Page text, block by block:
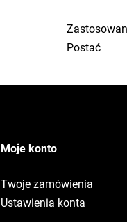
Postać
Moje konto
Twoje zamówienia
Ustawienia konta